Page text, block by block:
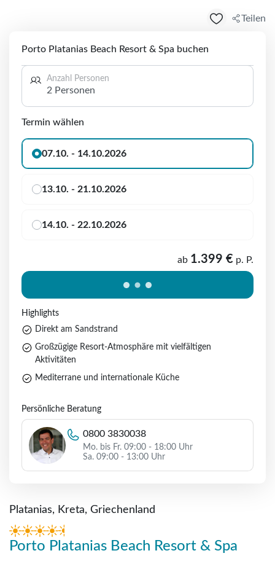
Platanias, Kreta, Griechenland
Porto Platanias Beach Resort & Spa
Teilen
Porto Platanias Beach Resort & Spa buchen
Anzahl Personen
2 Personen
Termin wählen
07.10. - 14.10.2026
13.10. - 21.10.2026
14.10. - 22.10.2026
ab 1.399 € p. P.
Highlights
Direkt am Sandstrand
Großzügige Resort-Atmosphäre mit vielfältigen
Aktivitäten
Mediterrane und internationale Küche
Persönliche Beratung
0800 3830038
Mo. bis Fr. 09:00 - 18:00 Uhr
Sa. 09:00 - 13:00 Uhr